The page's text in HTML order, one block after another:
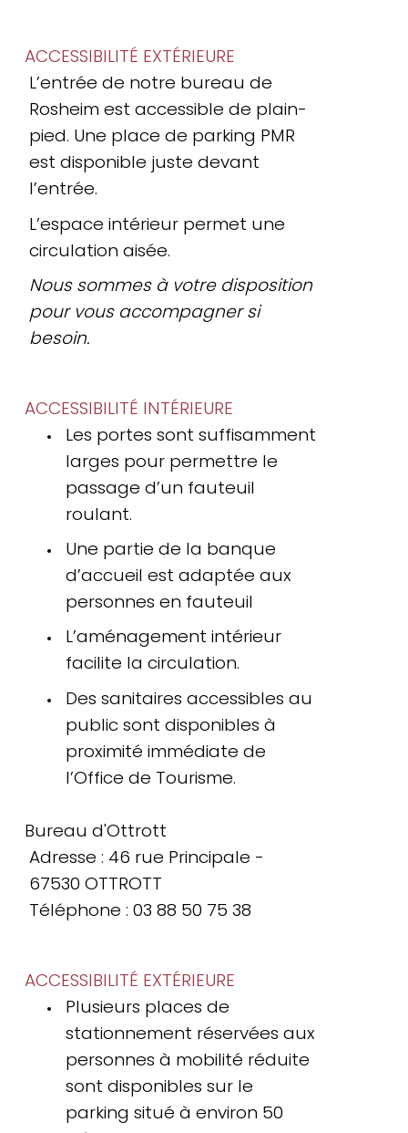
ACCESSIBILITÉ EXTÉRIEURE
L’entrée de notre bureau de
Rosheim est accessible de plain-
pied. Une place de parking PMR
est disponible juste devant
l’entrée.
L’espace intérieur permet une
circulation aisée.
Nous sommes à votre disposition
pour vous accompagner si
besoin.
ACCESSIBILITÉ INTÉRIEURE
Les portes sont suffisamment
larges pour permettre le
passage d’un fauteuil
roulant.
Une partie de la banque
d’accueil est adaptée aux
personnes en fauteuil
L’aménagement intérieur
facilite la circulation.
Des sanitaires accessibles au
public sont disponibles à
proximité immédiate de
l’Office de Tourisme.
Bureau d'Ottrott
Adresse : 46 rue Principale -
67530 OTTROTT
Téléphone : 03 88 50 75 38
ACCESSIBILITÉ EXTÉRIEURE
Plusieurs places de
stationnement réservées aux
personnes à mobilité réduite
sont disponibles sur le
parking situé à environ 50